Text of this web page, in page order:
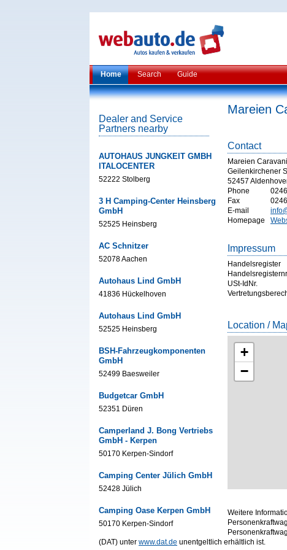
Home Search Guide
Dealer and Service
Partners nearby
AUTOHAUS JUNGKEIT GMBH
ITALOCENTER
52222 Stolberg
3 H Camping-Center Heinsberg
GmbH
52525 Heinsberg
AC Schnitzer
52078 Aachen
Autohaus Lind GmbH
41836 Hückelhoven
Autohaus Lind GmbH
52525 Heinsberg
BSH-Fahrzeugkomponenten
GmbH
52499 Baesweiler
Budgetcar GmbH
52351 Düren
Camperland J. Bong Vertriebs
GmbH - Kerpen
50170 Kerpen-Sindorf
Camping Center Jülich GmbH
52428 Jülich
Camping Oase Kerpen GmbH
50170 Kerpen-Sindorf
Mareien
Contact
Mareien
Geilenkirchener
52457
Phone
Fax
E-mail
Homepage
Impressum
Handelsregister
Handelsregisternr
USt-IdNr.
Location /
+
−
Weitere
(DAT) unter www.dat.de unentgeltlich erhältlich ist.